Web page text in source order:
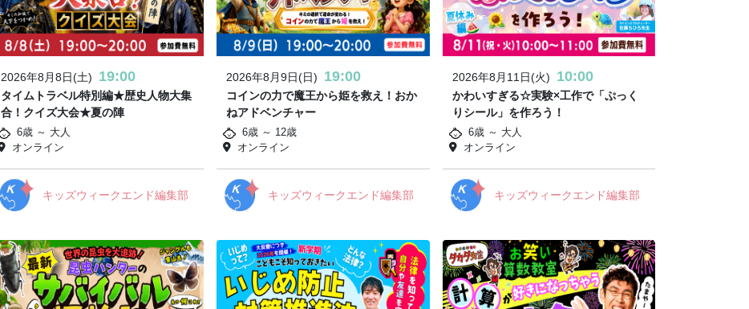
2026年8月8日(土) 19:00
タイムトラベル特別編★歴史人物大集
合！クイズ大会★夏の陣
6歳 ～ 大人
オンライン
キッズウィークエンド編集部
2026年8月9日(日) 19:00
コインの力で魔王から姫を救え！おか
ねアドベンチャー
6歳 ～ 12歳
オンライン
キッズウィークエンド編集部
2026年8月11日(火) 10:00
かわいすぎる☆実験×工作で「ぷっく
りシール」を作ろう！
6歳 ～ 大人
オンライン
キッズウィークエンド編集部